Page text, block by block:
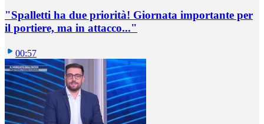
"Spalletti ha due priorità! Giornata importante per
il portiere, ma in attacco..."
00:57